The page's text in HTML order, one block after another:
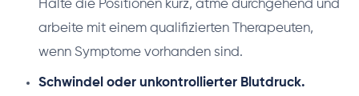
Halte die Positionen kurz, atme durchgehend und
arbeite mit einem qualifizierten Therapeuten,
wenn Symptome vorhanden sind.
Schwindel oder unkontrollierter Blutdruck.